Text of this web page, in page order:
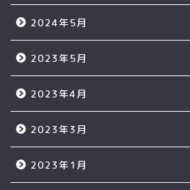
2024年5月
2023年5月
2023年4月
2023年3月
2023年1月